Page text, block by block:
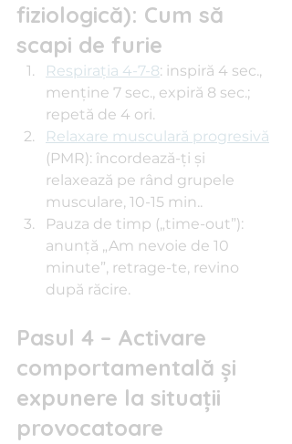
fiziologică): Cum să
scapi de furie
Respirația 4-7-8: inspiră 4 sec.,
menține 7 sec., expiră 8 sec.;
repetă de 4 ori.
Relaxare musculară progresivă
(PMR): încordează-ți și
relaxează pe rând grupele
musculare, 10-15 min..
Pauza de timp („time-out”):
anunță „Am nevoie de 10
minute”, retrage-te, revino
după răcire.
Pasul 4 – Activare
comportamentală și
expunere la situații
provocatoare